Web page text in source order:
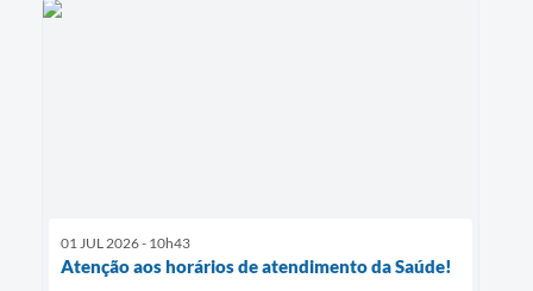
01 JUL 2026 - 10h43
Atenção aos horários de atendimento da Saúde!